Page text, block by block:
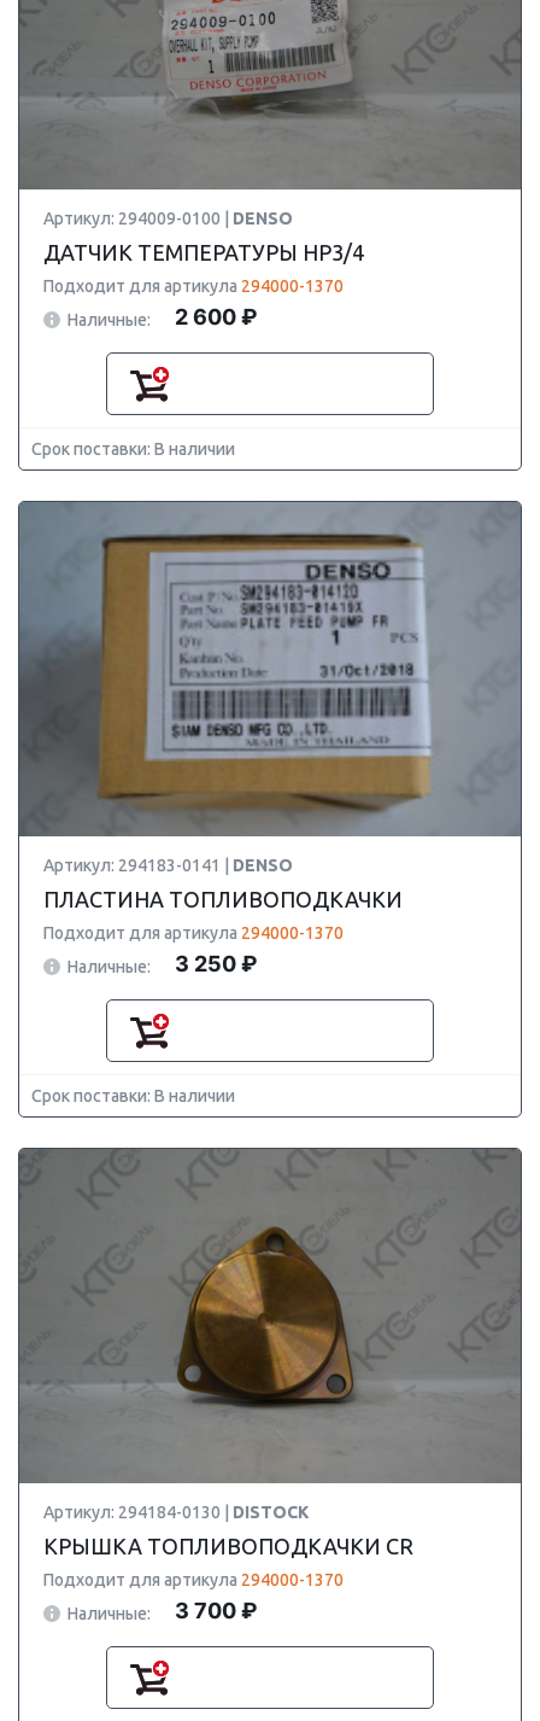
Артикул: 294009-0100 | DENSO
ДАТЧИК ТЕМПЕРАТУРЫ HP3/4
Подходит для артикула 294000-1370
Наличные:
2 600 ₽
Срок поставки: В наличии
Артикул: 294183-0141 | DENSO
ПЛАСТИНА ТОПЛИВОПОДКАЧКИ
Подходит для артикула 294000-1370
Наличные:
3 250 ₽
Срок поставки: В наличии
Артикул: 294184-0130 | DISTOCK
КРЫШКА ТОПЛИВОПОДКАЧКИ CR
Подходит для артикула 294000-1370
Наличные:
3 700 ₽